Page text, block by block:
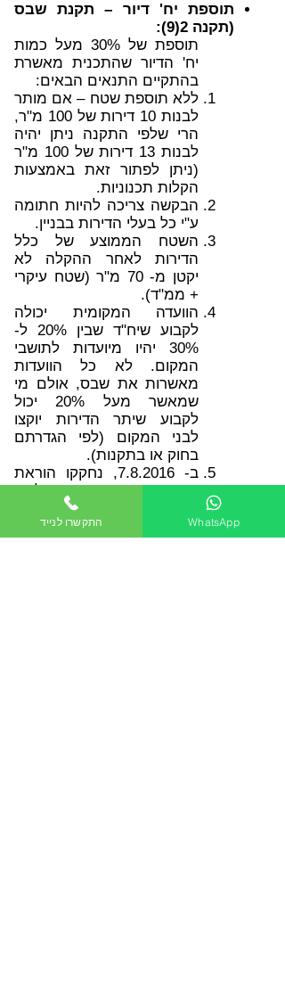
תוספת יח' דיור – תקנת שבס
(תקנה 2(9):
תוספת של 30% מעל כמות
יח' הדיור שהתכנית מאשרת
בהתקיים התנאים הבאים:
ללא תוספת שטח – אם מותר
לבנות 10 דירות של 100 מ"ר,
הרי שלפי התקנה ניתן יהיה
לבנות 13 דירות של 100 מ"ר
(ניתן לפתור זאת באמצעות
הקלות תכנוניות.
הבקשה צריכה להיות חתומה
ע"י כל בעלי הדירות בבניין.
השטח הממוצע של כלל
הדירות לאחר ההקלה לא
יקטן מ- 70 מ"ר (שטח עיקרי
+ ממ"ד).
הוועדה המקומית יכולה
לקבוע שיח"ד שבין 20% ל-
30% יהיו מיועדות לתושבי
המקום. לא כל הוועדות
מאשרות את שבס, אולם מי
שמאשר מעל 20% יכול
לקבוע שיתר הדירות יוקצו
לבני המקום (לפי הגדרתם
בחוק או בתקנות).
ב- 7.8.2016, נחקקו הוראת
שעה (תיקון 108) – שתחולתה
עד ליום 1.8.21 – בהן נקבע
(ההקלה נוגדת את הפסיקה
התקשרו לנייד WhatsApp